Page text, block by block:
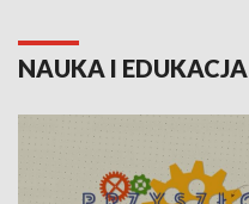
NAUKA I EDUKACJA